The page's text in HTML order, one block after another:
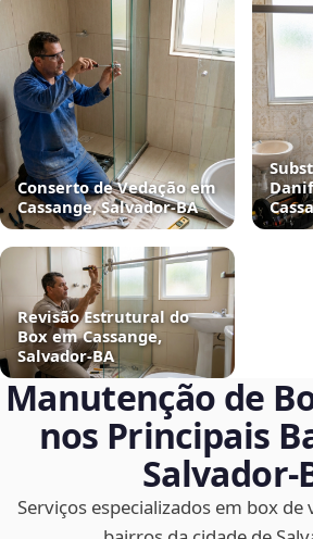
Conserto de Vedação em
Cassange, Salvador‑BA
Revisão Estrutural do
Box em Cassange,
Salvador‑BA
Manutenção de
nos Principais
Serviços especializados em box